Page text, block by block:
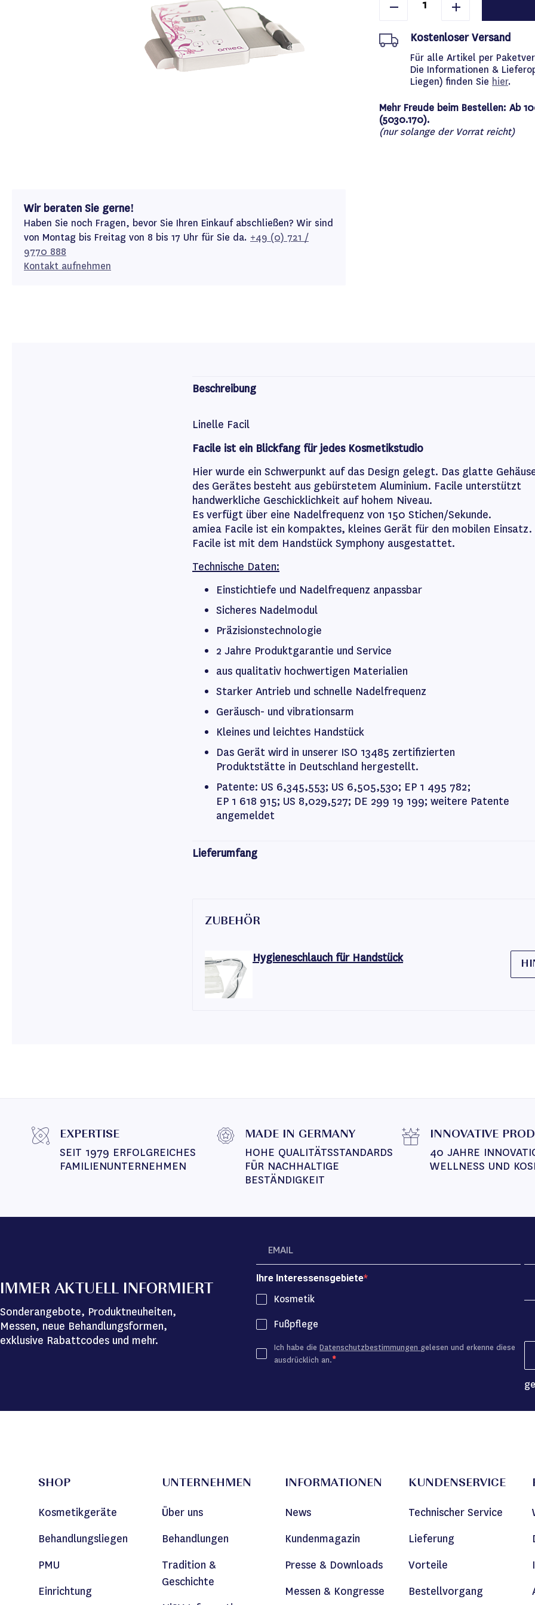
Wir beraten Sie gerne!
Haben Sie noch Fragen, bevor Sie Ihren Einkauf abschließen? Wir sind
von Montag bis Freitag von 8 bis 17 Uhr für Sie da. +49 (0) 721 /
9770 888
Kontakt aufnehmen
Kostenloser Versand
Für alle Artikel per
Die Informationen &
Liegen) finden Sie hier.
Mehr Freude beim Bestellen: Ab
(5030.170).
(nur solange der Vorrat reicht)
Beschreibung
Linelle Facil
Facile ist ein Blickfang für jedes Kosmetikstudio
Hier wurde ein Schwerpunkt auf das Design gelegt. Das glatte
des Gerätes besteht aus gebürstetem Aluminium. Facile unterstützt
handwerkliche Geschicklichkeit auf hohem Niveau.
Es verfügt über eine Nadelfrequenz von 150 Stichen/Sekunde.
amiea Facile ist ein kompaktes, kleines Gerät für den mobilen Einsatz.
Facile ist mit dem Handstück Symphony ausgestattet.
Technische Daten:
Einstichtiefe und Nadelfrequenz anpassbar
Sicheres Nadelmodul
Präzisionstechnologie
2 Jahre Produktgarantie und Service
aus qualitativ hochwertigen Materialien
Starker Antrieb und schnelle Nadelfrequenz
Geräusch- und vibrationsarm
Kleines und leichtes Handstück
Das Gerät wird in unserer ISO 13485 zertifizierten
Produktstätte in Deutschland hergestellt.
Patente: US 6,345,553; US 6,505,530; EP 1 495 782;
EP 1 618 915; US 8,029,527; DE 299 19 199; weitere Patente
angemeldet
Lieferumfang
ZUBEHÖR
Hygieneschlauch für Handstück
EXPERTISE
SEIT 1979 ERFOLGREICHES
FAMILIENUNTERNEHMEN
MADE IN GERMANY
HOHE QUALITÄTSSTANDARDS
FÜR NACHHALTIGE
BESTÄNDIGKEIT
INNOVATIVE
40 JAHRE
WELLNESS UND
IMMER AKTUELL INFORMIERT
Sonderangebote, Produktneuheiten,
Messen, neue Behandlungsformen,
exklusive Rabattcodes und mehr.
Ihre Interessensgebiete
Kosmetik
Fußpflege
Ich habe dieDatenschutzbestimmungen gelesen und erkenne diese
ausdrücklich an.
SHOP
Kosmetikgeräte
Behandlungsliegen
PMU
Einrichtung
UNTERNEHMEN
Über uns
Behandlungen
Tradition &
Geschichte
INFORMATIONEN
News
Kundenmagazin
Presse & Downloads
Messen & Kongresse
KUNDENSERVICE
Technischer Service
Lieferung
Vorteile
Bestellvorgang